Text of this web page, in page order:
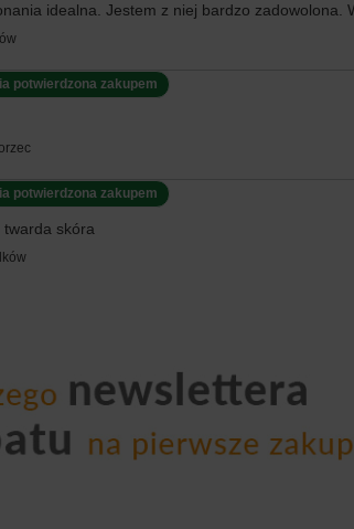
idealna. Jestem z niej bardzo zadowolona.
potwierdzona zakupem
potwierdzona zakupem
skóra